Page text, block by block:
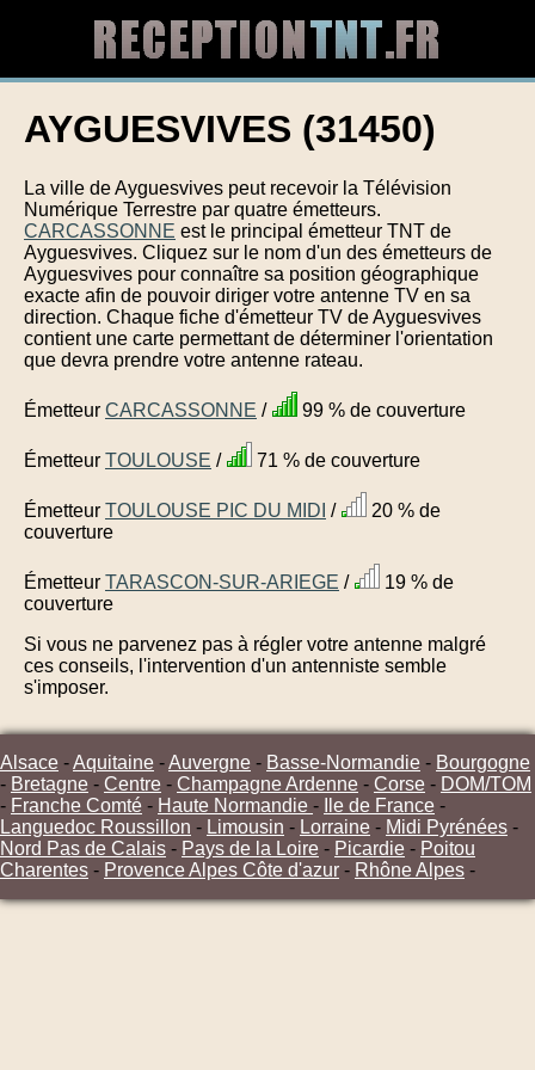
AYGUESVIVES (31450)
La ville de Ayguesvives peut recevoir la Télévision
Numérique Terrestre par quatre émetteurs.
CARCASSONNE est le principal émetteur TNT de
Ayguesvives. Cliquez sur le nom d'un des émetteurs de
Ayguesvives pour connaître sa position géographique
exacte afin de pouvoir diriger votre antenne TV en sa
direction. Chaque fiche d'émetteur TV de Ayguesvives
contient une carte permettant de déterminer l'orientation
que devra prendre votre antenne rateau.
Émetteur CARCASSONNE / 99 % de couverture
Émetteur TOULOUSE / 71 % de couverture
Émetteur TOULOUSE PIC DU MIDI /
20 % de
couverture
Émetteur TARASCON-SUR-ARIEGE /
19 % de
couverture
Si vous ne parvenez pas à régler votre antenne malgré
ces conseils, l'intervention d'un antenniste semble
s'imposer.
Alsace -Aquitaine -Auvergne - Basse-Normandie - Bourgogne
- Bretagne - Centre - Champagne Ardenne - Corse - DOM/TOM
- Franche Comté - Haute Normandie - Ile de France -
Languedoc Roussillon - Limousin - Lorraine - Midi Pyrénées -
Nord Pas de Calais - Pays de la Loire - Picardie - Poitou
Charentes - Provence Alpes Côte d'azur - Rhône Alpes -